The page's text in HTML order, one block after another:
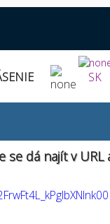
SK
se dá najít v URL